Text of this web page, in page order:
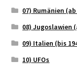
07) Rumänien (ab
08) Jugoslawien
09) Italien (bis
10) UFOs